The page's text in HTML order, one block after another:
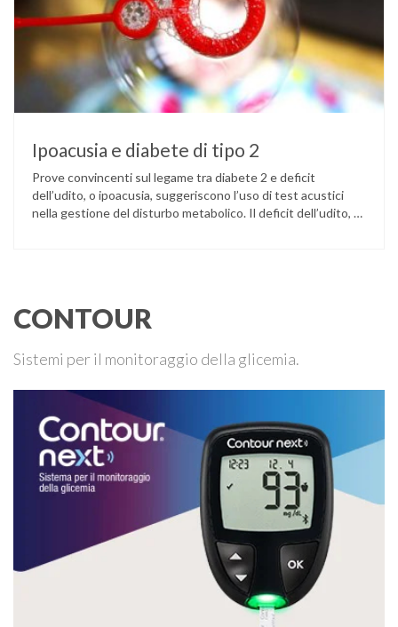
Ipoacusia e diabete di tipo 2
Prove convincenti sul legame tra diabete 2 e deficit
dell’udito, o ipoacusia, suggeriscono l’uso di test acustici
nella gestione del disturbo metabolico. Il deficit dell’udito, o
CONTOUR
Sistemi per il monitoraggio della glicemia.